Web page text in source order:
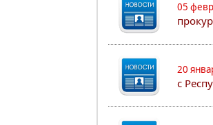
05
20
с